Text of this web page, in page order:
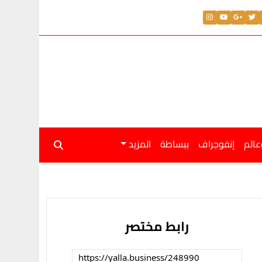
إنفوجراف ببساطة المزيد
رابط مختصر